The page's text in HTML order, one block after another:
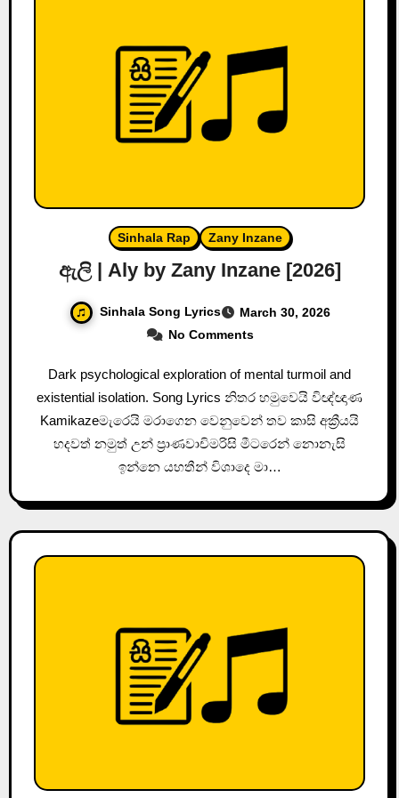
Sinhala Rap Zany Inzane
ඇලි | Aly by Zany Inzane [2026]
Sinhala Song Lyrics
March 30, 2026
No Comments
Dark psychological exploration of mental turmoil and
existential isolation. Song Lyrics නිතර හමුවෙයි විඥ්ඥාණ
Kamikazeමැරෙයි මරාගෙන වෙනුවෙන් තව කාසි අක්‍රීයයි
හදවත් නමුත් උන් ප්‍රාණවාචිමරිසි මීටරෙන් නොනැසි
ඉන්නෙ යහතීන් විශාදෙ මා…